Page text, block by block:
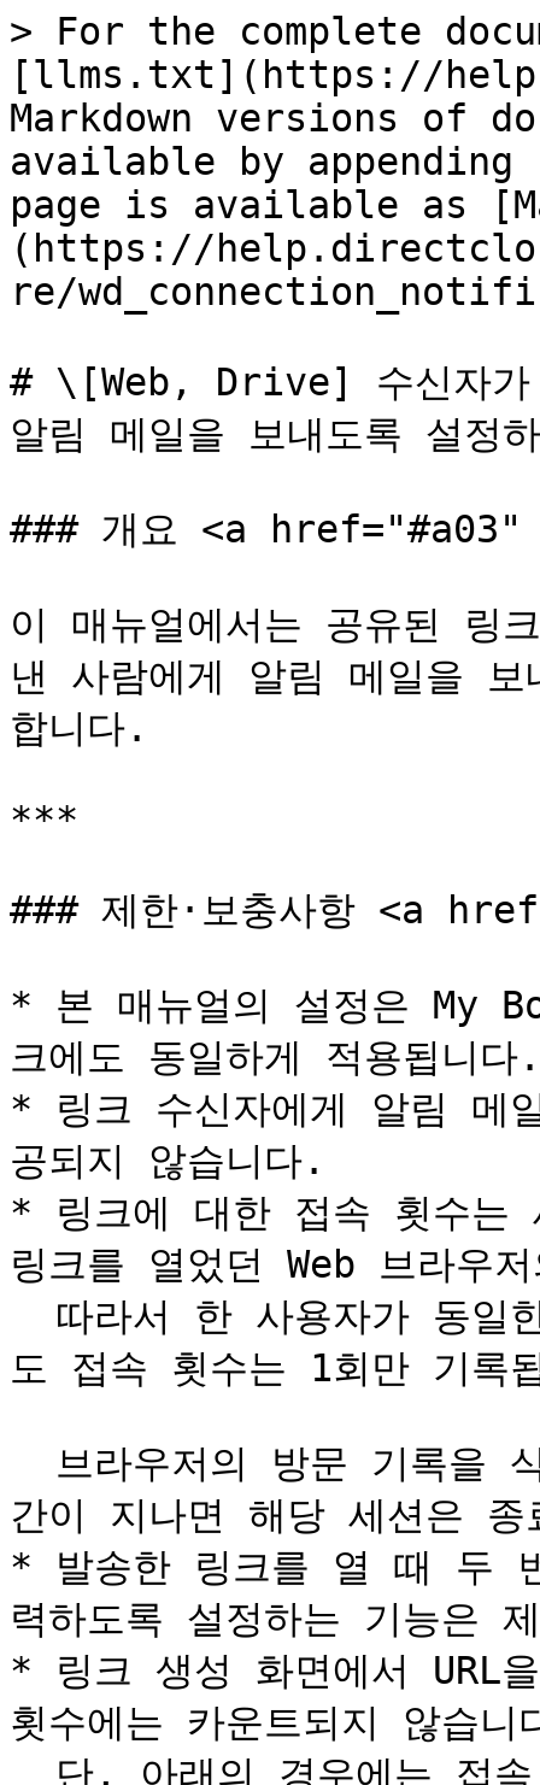
> For the complete
[llms.txt](https://
Markdown versions of
available by
page is available as
(https://
re/
# \[Web, Drive] 수신자가
알림 메일을 보내도록 설정
### 개요 <a
이 매뉴얼에서는 공유된 링
낸 사람에게 알림 메일을
합니다.
***
### 제한·보충사항 <a
* 본 매뉴얼의 설정은 My
크에도 동일하게 적용됩니다.
* 링크 수신자에게 알림 메
공되지 않습니다.
* 링크에 대한 접속 횟수는
링크를 열었던 Web 브라우
도 접속 횟수는 1회만 기록
간이 지나면 해당 세션은 종
* 발송한 링크를 열 때 두
력하도록 설정하는 기능은
* 링크 생성 화면에서 URL
횟수에는 카운트되지 않습